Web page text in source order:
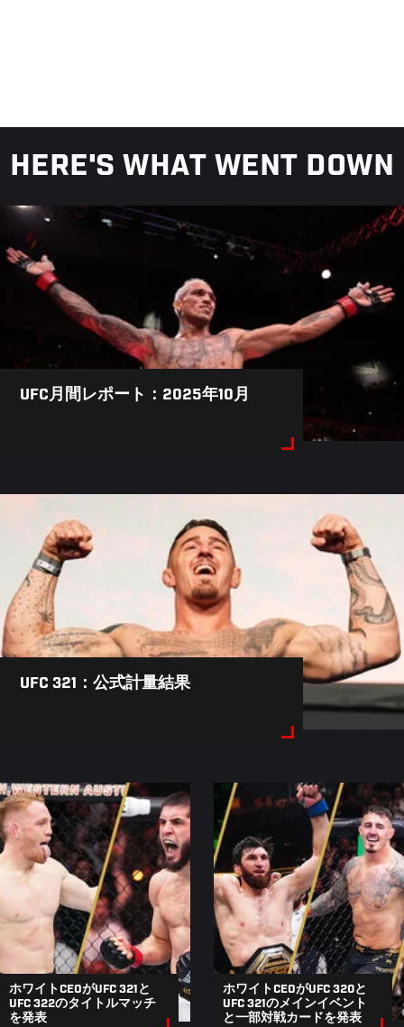
HERE'S WHAT WENT DOWN
UFC月間レポート：2025年10月
UFC 321：公式計量結果
ホワイトCEOがUFC 321と
UFC 322のタイトルマッチ
を発表
ホワイトCEOがUFC 320と
UFC 321のメインイベント
と一部対戦カードを発表